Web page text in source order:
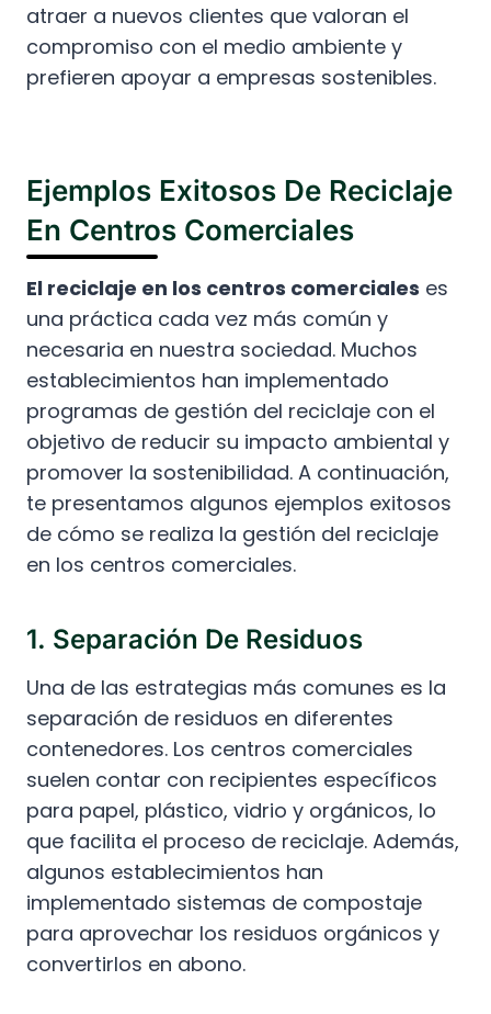
atraer a nuevos clientes que valoran el
compromiso con el medio ambiente y
prefieren apoyar a empresas sostenibles.
Ejemplos Exitosos De Reciclaje
En Centros Comerciales
El reciclaje en los centros comerciales es
una práctica cada vez más común y
necesaria en nuestra sociedad. Muchos
establecimientos han implementado
programas de gestión del reciclaje con el
objetivo de reducir su impacto ambiental y
promover la sostenibilidad. A continuación,
te presentamos algunos ejemplos exitosos
de cómo se realiza la gestión del reciclaje
en los centros comerciales.
1. Separación De Residuos
Una de las estrategias más comunes es la
separación de residuos en diferentes
contenedores. Los centros comerciales
suelen contar con recipientes específicos
para papel, plástico, vidrio y orgánicos, lo
que facilita el proceso de reciclaje. Además,
algunos establecimientos han
implementado sistemas de compostaje
para aprovechar los residuos orgánicos y
convertirlos en abono.